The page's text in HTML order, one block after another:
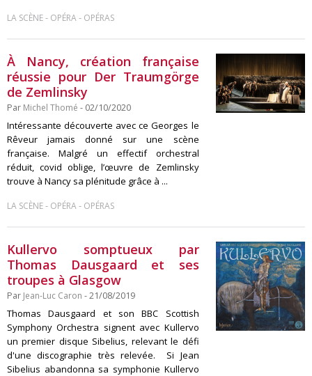
LA SCÈNE- OPÉRA- OPÉRAS
À Nancy, création française
réussie pour Der Traumgörge
de Zemlinsky
Par Michel Thomé - 02/10/2020
Intéressante découverte avec ce Georges le
Rêveur jamais donné sur une scène
française. Malgré un effectif orchestral
réduit, covid oblige, l’œuvre de Zemlinsky
trouve à Nancy sa plénitude grâce à ...
LA SCÈNE- OPÉRA- OPÉRAS
Kullervo somptueux par
Thomas Dausgaard et ses
troupes à Glasgow
Par Jean-Luc Caron - 21/08/2019
Thomas Dausgaard et son BBC Scottish
Symphony Orchestra signent avec Kullervo
un premier disque Sibelius, relevant le défi
d'une discographie très relevée. Si Jean
Sibelius abandonna sa symphonie Kullervo